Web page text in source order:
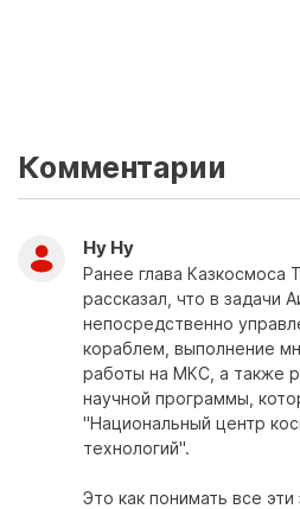
Комментарии
Ну Ну
Ранее глава Казкосмоса
рассказал, что в задачи
непосредственно
кораблем, выполнение
работы на МКС, а также
научной программы,
"Национальный центр
технологий".
Это как понимать все